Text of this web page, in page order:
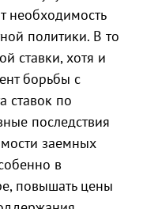
необходимость
политики. В то
ставки, хотя и
борьбы с
ставок по
последствия
заемных
в
повышать цены